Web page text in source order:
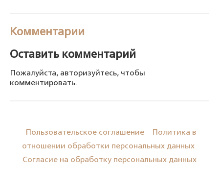
Комментарии
Оставить комментарий
Пожалуйста, авторизуйтесь, чтобы
комментировать.
Пользовательское соглашение
Политика в
отношении обработки персональных данных
Согласие на обработку персональных данных